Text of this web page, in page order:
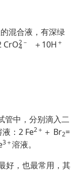
混合液，有深绿
CrO4
2－ ＋10H ＋
管中，分别滴入二
液：2 Fe2＋ ＋ Br2=
3＋溶液。
好，也最常用，其